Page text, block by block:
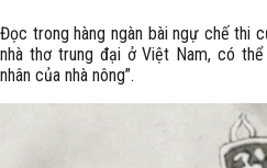
Đọc trong hàng ngàn bài ngự chế thi
nhà thơ trung đại ở Việt Nam, có
nhân của nhà nông”.